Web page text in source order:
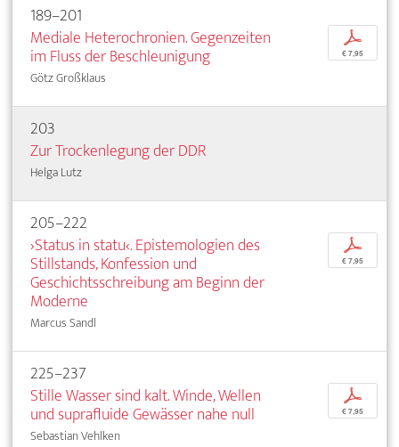
189–201
Mediale Heterochronien. Gegenzeiten
im Fluss der Beschleunigung
Götz Großklaus
p
€ 7,95
203
Zur Trockenlegung der DDR
Helga Lutz
205–222
›Status in statu‹. Epistemologien des
Stillstands, Konfession und
Geschichtsschreibung am Beginn der
Moderne
Marcus Sandl
p
€ 7,95
225–237
Stille Wasser sind kalt. Winde, Wellen
und suprafluide Gewässer nahe null
Sebastian Vehlken
p
€ 7,95